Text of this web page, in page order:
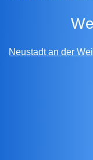
Neustadt an der